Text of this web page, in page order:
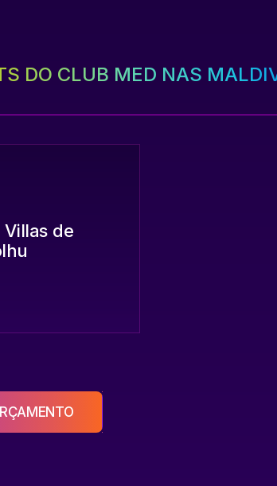
DO CLUB MED NAS
de